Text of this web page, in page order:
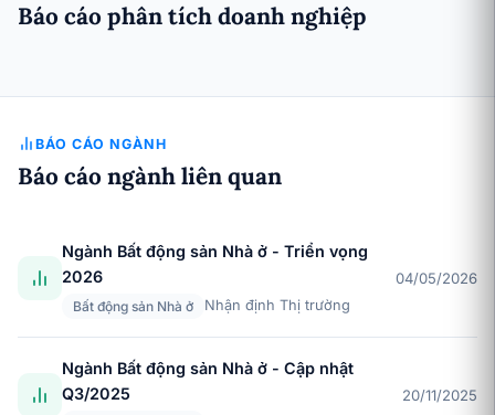
Báo cáo phân tích doanh nghiệp
BÁO CÁO NGÀNH
Báo cáo ngành liên quan
Ngành Bất động sản Nhà ở - Triển vọng
2026
Bất động sản Nhà ở Nhận định Thị trường
04/05/2026
Ngành Bất động sản Nhà ở - Cập nhật
Q3/2025
20/11/2025